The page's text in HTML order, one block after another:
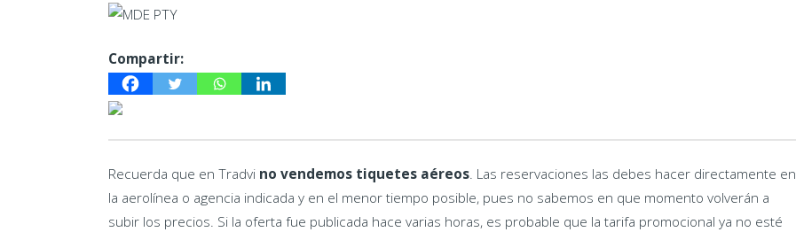
Compartir:
Recuerda que en Tradvi no vendemos tiquetes aéreos. Las reservaciones las debes hacer directamente en
la aerolínea o agencia indicada y en el menor tiempo posible, pues no sabemos en que momento volverán a
subir los precios. Si la oferta fue publicada hace varias horas, es probable que la tarifa promocional ya no esté